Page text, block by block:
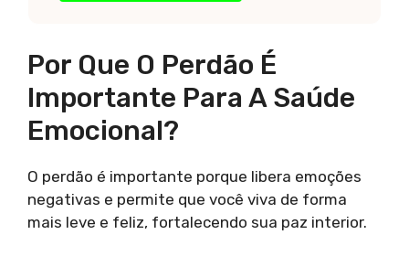
Por Que O Perdão É
Importante Para A Saúde
Emocional?
O perdão é importante porque libera emoções
negativas e permite que você viva de forma
mais leve e feliz, fortalecendo sua paz interior.